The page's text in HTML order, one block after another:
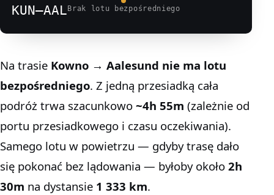
KUN–AALBrak lotu bezpośredniego
Na trasie Kowno → Aalesund nie ma lotu
bezpośredniego. Z jedną przesiadką cała
podróż trwa szacunkowo ~4h 55m (zależnie od
portu przesiadkowego i czasu oczekiwania).
Samego lotu w powietrzu — gdyby trasę dało
się pokonać bez lądowania — byłoby około 2h
30m na dystansie 1 333 km.